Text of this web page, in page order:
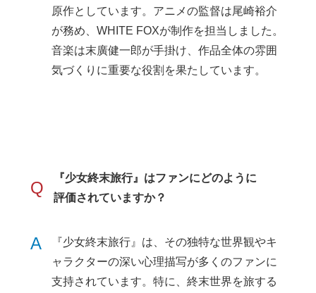
原作としています。アニメの監督は尾崎裕介
が務め、WHITE FOXが制作を担当しました。
音楽は末廣健一郎が手掛け、作品全体の雰囲
気づくりに重要な役割を果たしています。
Q
『少女終末旅行』はファンにどのように
評価されていますか？
A
『少女終末旅行』は、その独特な世界観やキ
ャラクターの深い心理描写が多くのファンに
支持されています。特に、終末世界を旅する